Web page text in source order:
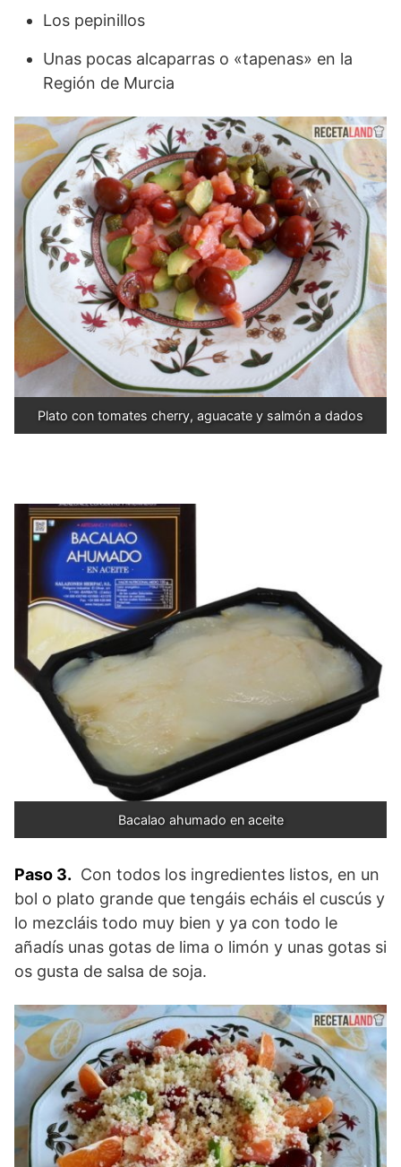
Los pepinillos
Unas pocas alcaparras o «tapenas» en la
Región de Murcia
Plato con tomates cherry, aguacate y salmón a dados
Bacalao ahumado en aceite
Paso 3. Con todos los ingredientes listos, en un
bol o plato grande que tengáis echáis el cuscús y
lo mezcláis todo muy bien y ya con todo le
añadís unas gotas de lima o limón y unas gotas si
os gusta de salsa de soja.